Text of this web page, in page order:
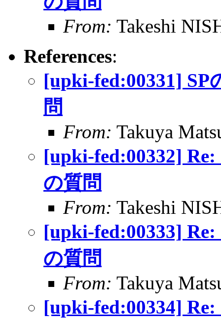
From: Takeshi
References:
[upki-fed:00331]
問
From: Takuya
[upki-fed:00332]
の質問
From: Takeshi
[upki-fed:00333]
の質問
From: Takuya
[upki-fed:00334]